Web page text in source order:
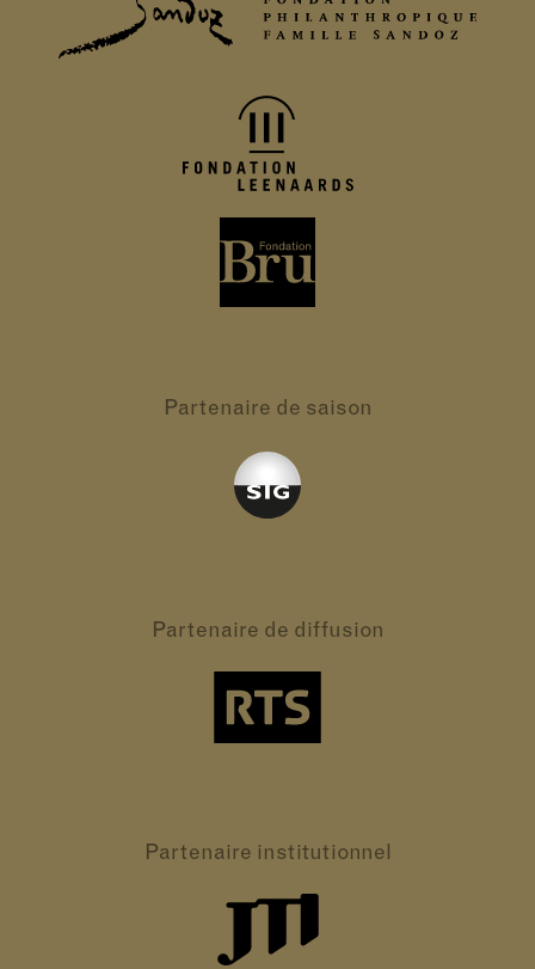
Partenaire de saison
Partenaire de diffusion
Partenaire institutionnel